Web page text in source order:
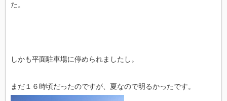
た。
しかも平面駐車場に停められましたし。
まだ１６時頃だったのですが、夏なので明るかったです。